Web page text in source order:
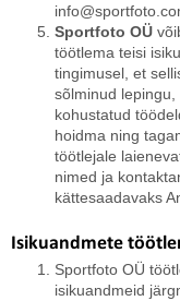
Sportfoto OÜ
töötlema teisi
tingimusel, et
sõlminud
kohustatud
hoidma ning
töötlejale
nimed ja
kättesaadavaks
Isikuandmete
Sportfoto OÜ
isikuandmeid